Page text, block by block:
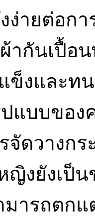
ง่ายต่อก
ากันเปื้อ
แข็งและ
ปแบบขอ
ดวางกร
ญิงยังเป็
มารถตก